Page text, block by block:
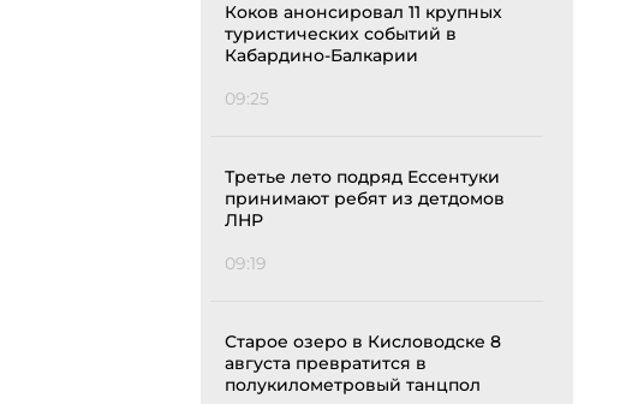
Коков анонсировал 11 крупных
туристических событий в
Кабардино-Балкарии
09:25
Третье лето подряд Ессентуки
принимают ребят из детдомов
ЛНР
09:19
Старое озеро в Кисловодске 8
августа превратится в
полукилометровый танцпол